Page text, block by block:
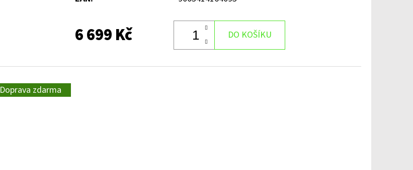
6 699 Kč DO KOŠÍKU
Doprava zdarma